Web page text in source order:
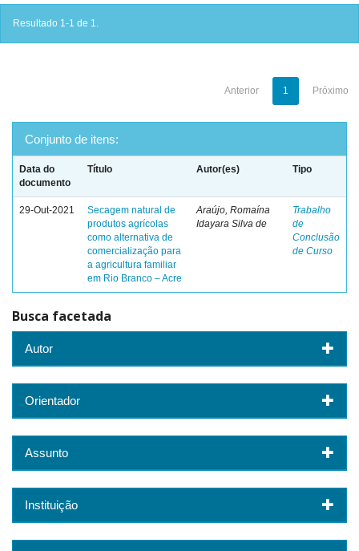
Resultado 1-1 de 1.
Anterior 1 Próximo
Conjunto de itens:
Data do
documento
Título Autor(es) Tipo
29-Out-2021
Secagem natural de
produtos agrícolas
como alternativa de
comercialização para
a agricultura familiar
em Rio Branco – Acre
Araújo, Romaína
Idayara Silva de
Trabalho
de
Conclusão
de Curso
Busca facetada
Autor
Orientador
Assunto
Instituição